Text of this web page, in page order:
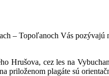
– Topoľanoch Vás
Hrušova, cez les na
priloženom plagáte sú